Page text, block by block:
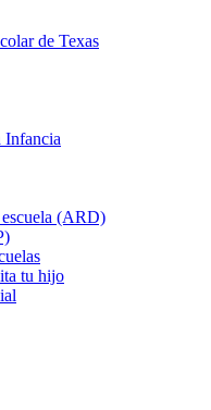
de Texas
Infancia
escuela (ARD)
tu hijo